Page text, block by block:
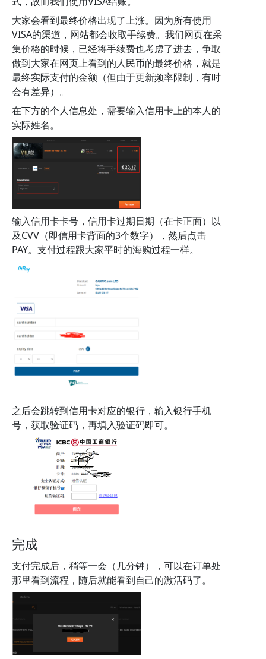
大家会看到最终价格出现了上涨。因为所有使用
VISA的渠道，网站都会收取手续费。我们网页在采
集价格的时候，已经将手续费也考虑了进去，争取
做到大家在网页上看到的人民币的最终价格，就是
最终实际支付的金额（但由于更新频率限制，有时
会有差异）。
在下方的个人信息处，需要输入信用卡上的本人的
实际姓名。
输入信用卡卡号，信用卡过期日期（在卡正面）以
及CVV（即信用卡背面的3个数字），然后点击
PAY。支付过程跟大家平时的海购过程一样。
之后会跳转到信用卡对应的银行，输入银行手机
号，获取验证码，再填入验证码即可。
完成
支付完成后，稍等一会（几分钟），可以在订单处
那里看到流程，随后就能看到自己的激活码了。